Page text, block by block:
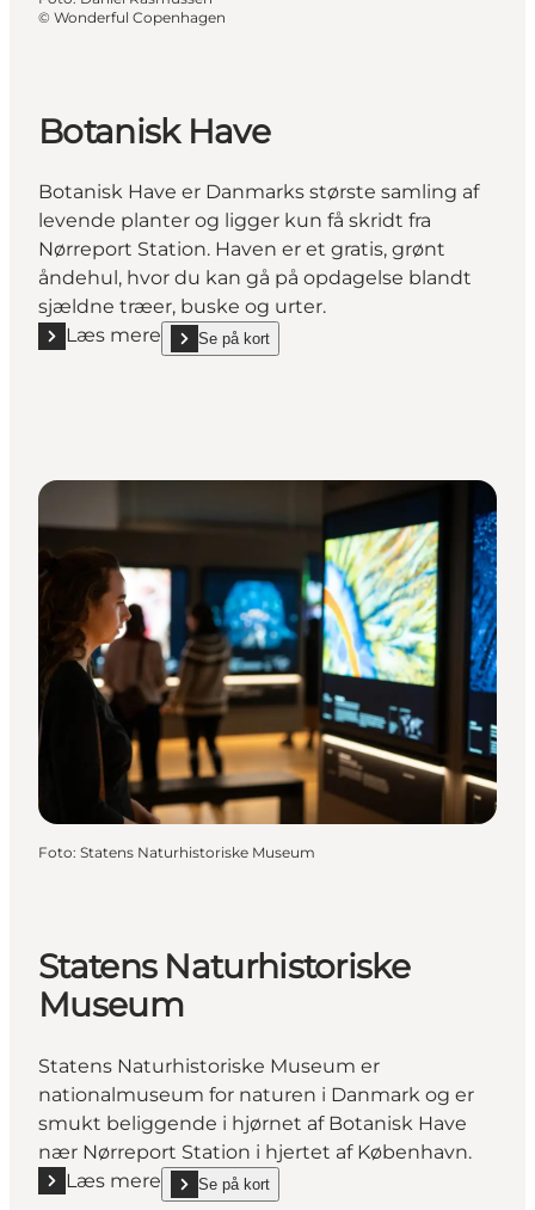
© Wonderful Copenhagen
Botanisk Have
Botanisk Have er Danmarks største samling af
levende planter og ligger kun få skridt fra
Nørreport Station. Haven er et gratis, grønt
åndehul, hvor du kan gå på opdagelse blandt
sjældne træer, buske og urter.
Læs mere
Læs mere "Botanisk Have"
Se på kort
show Botanisk Have on_map
Foto: Statens Naturhistoriske Museum
Statens Naturhistoriske
Museum
Statens Naturhistoriske Museum er
nationalmuseum for naturen i Danmark og er
smukt beliggende i hjørnet af Botanisk Have
nær Nørreport Station i hjertet af København.
Læs mere
Læs mere "Statens Naturhistoriske Museum"
Se på kort
show Statens Naturhistoriske Museum on_map